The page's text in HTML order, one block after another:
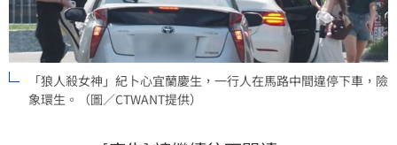
「狼人殺女神」紀卜心宜蘭慶生，一行人在馬路中間違停下車，險
象環生。（圖／CTWANT提供）